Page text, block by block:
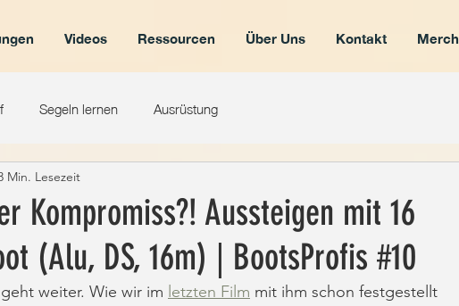
Videos Ressourcen Über Uns Kontakt Merch
Segeln lernen Ausrüstung
Kompromiss?! Aussteigen mit 16
(Alu, DS, 16m) | BootsProfis #10
Min. Lesezeit
weiter. Wie wir im letzten Film mit ihm schon festgestellt